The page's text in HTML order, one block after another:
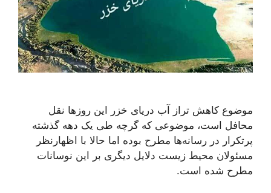
موضوع کاهش تراز آب دریای خزر این روزها نقل
محافل است، موضوعی که گرچه طی یک دهه گذشته
پرتکرار در رسانه‌ها مطرح بوده اما حالا با اظهارنظر
مسئولان محیط زیست دلایل دیگری بر این نوسانات
مطرح شده است.